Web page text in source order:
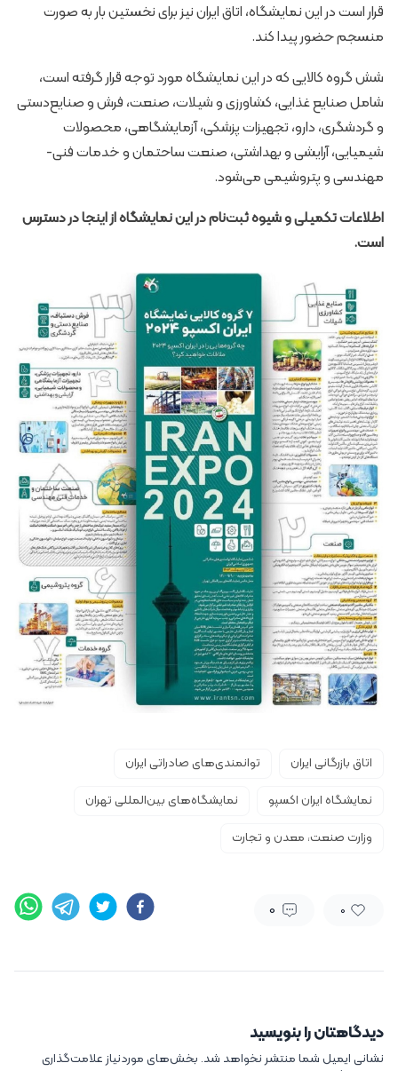
قرار است در این نمایشگاه، اتاق ایران نیز برای نخستین بار به صورت
منسجم حضور پیدا کند.
شش گروه کالایی که در این نمایشگاه مورد توجه قرار گرفته است،
شامل صنایع غذایی، کشاورزی و شیلات، صنعت، فرش و صنایع‌دستی
و گردشگری، دارو، تجهیزات پزشکی، آزمایشگاهی، محصولات
شیمیایی، آرایشی و بهداشتی، صنعت ساحتمان و خدمات فنی-
مهندسی و پتروشیمی می‌شود.
اطلاعات تکمیلی و شیوه ثبت‌نام در این نمایشگاه ازاینجادر دسترس
است.
اتاق بازرگانی ایران
توانمندی‌های صادراتی ایران
نمایشگاه ایران‌ اکسپو
نمایشگاه‌های بین‌المللی تهران
وزارت صنعت، معدن و تجارت
0
0
دیدگاهتان را بنویسید
نشانی ایمیل شما منتشر نخواهد شد. بخش‌های موردنیاز علامت‌گذاری